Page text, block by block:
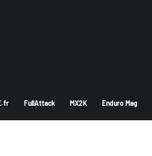
FullAttack MX2K Enduro Mag